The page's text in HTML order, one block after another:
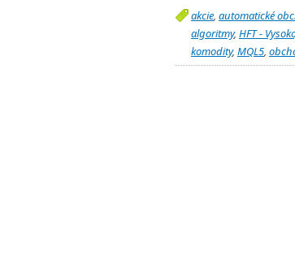
akcie, automatické
algoritmy, HFT -
komodity, MQL5,